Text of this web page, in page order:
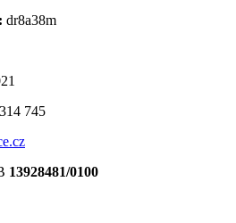
dr8a38m
745
13928481/0100